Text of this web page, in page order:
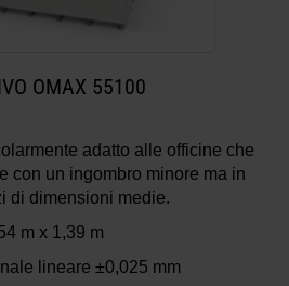
OMAX 55100
adatto alle officine che
con un ingombro minore ma in
di dimensioni medie.
m x 1,39 m
lineare ±0,025 mm